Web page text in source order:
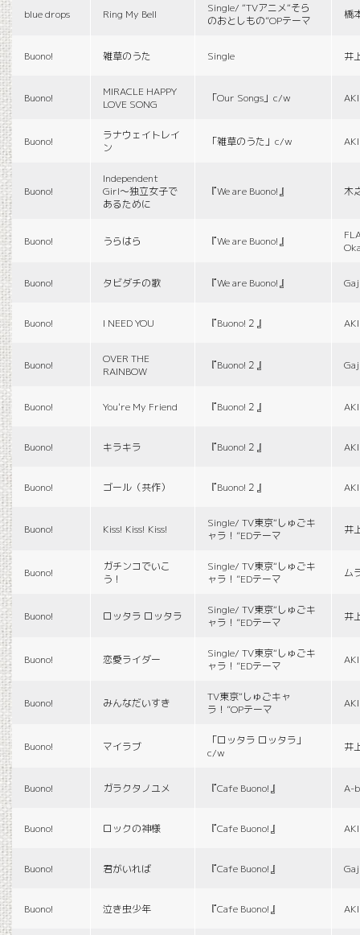
blue drops Ring My Bell
Single/ “TVアニメ“そら
のおとしもの”OPテーマ
橋
Buono! 雑草のうた Single 井
Buono!
MIRACLE HAPPY
LOVE SONG
「Our Songs」c/w
Buono!
ラナウェイトレイ
ン
「雑草のうた」c/w
Buono!
Independent
Girl〜独立女子で
あるために
『We are Buono!』 木
Buono! うらはら 『We are Buono!』
Buono! タビダチの歌 『We are Buono!』
Buono! I NEED YOU 『Buono!２』
Buono!
OVER THE
RAINBOW
『Buono!２』
Buono! You're My Friend 『Buono!２』
Buono! キラキラ 『Buono!２』
Buono! ゴール（共作） 『Buono!２』
Buono! Kiss! Kiss! Kiss!
Single/ TV東京“しゅごキ
ャラ！”EDテーマ
井
Buono!
ガチンコでいこ
う！
Single/ TV東京“しゅごキ
ャラ！”EDテーマ
ム
Buono! ロッタラ ロッタラ
Single/ TV東京“しゅごキ
ャラ！”EDテーマ
井
Buono! 恋愛ライダー
Single/ TV東京“しゅごキ
ャラ！”EDテーマ
Buono! みんなだいすき
TV東京“しゅごキャ
ラ！”OPテーマ
Buono! マイラブ
「ロッタラ ロッタラ」
c/w
井
Buono! ガラクタノユメ 『Cafe Buono!』 A-
Buono! ロックの神様 『Cafe Buono!』
Buono! 君がいれば 『Cafe Buono!』
Buono! 泣き虫少年 『Cafe Buono!』